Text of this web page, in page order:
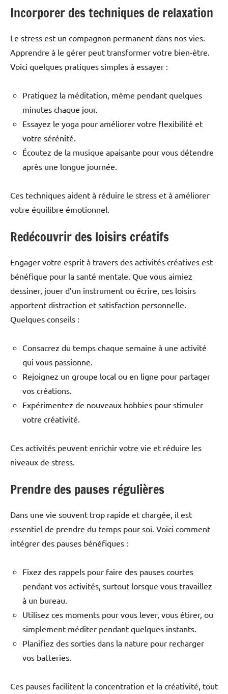
Incorporer des techniques de relaxation
Le stress est un compagnon permanent dans nos vies.
Apprendre à le gérer peut transformer votre bien-être.
Voici quelques pratiques simples à essayer :
Pratiquez la méditation, même pendant quelques
minutes chaque jour.
Essayez le yoga pour améliorer votre flexibilité et
votre sérénité.
Écoutez de la musique apaisante pour vous détendre
après une longue journée.
Ces techniques aident à réduire le stress et à améliorer
votre équilibre émotionnel.
Redécouvrir des loisirs créatifs
Engager votre esprit à travers des activités créatives est
bénéfique pour la santé mentale. Que vous aimiez
dessiner, jouer d’un instrument ou écrire, ces loisirs
apportent distraction et satisfaction personnelle.
Quelques conseils :
Consacrez du temps chaque semaine à une activité
qui vous passionne.
Rejoignez un groupe local ou en ligne pour partager
vos créations.
Expérimentez de nouveaux hobbies pour stimuler
votre créativité.
Ces activités peuvent enrichir votre vie et réduire les
niveaux de stress.
Prendre des pauses régulières
Dans une vie souvent trop rapide et chargée, il est
essentiel de prendre du temps pour soi. Voici comment
intégrer des pauses bénéfiques :
Fixez des rappels pour faire des pauses courtes
pendant vos activités, surtout lorsque vous travaillez
à un bureau.
Utilisez ces moments pour vous lever, vous étirer, ou
simplement méditer pendant quelques instants.
Planifiez des sorties dans la nature pour recharger
vos batteries.
Ces pauses facilitent la concentration et la créativité, tout